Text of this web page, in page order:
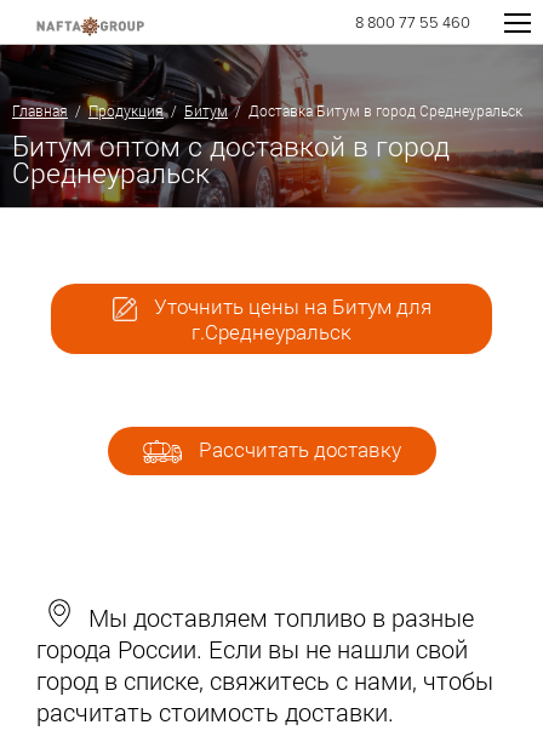
8 800 77 55 460
Главная /Продукция/ Битум/ Доставка Битум в город Среднеуральск
Битум оптом с доставкой в город
Среднеуральск
Уточнить цены на Битум для
г.Среднеуральск
Рассчитать доставку
Мы доставляем топливо в разные
города России. Если вы не нашли свой
город в списке, свяжитесь с нами, чтобы
расчитать стоимость доставки.